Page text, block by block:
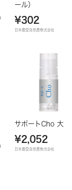
ール）
¥302
日本豊受自然農株式会社
サポートCho 大
¥2,052
日本豊受自然農株式会社